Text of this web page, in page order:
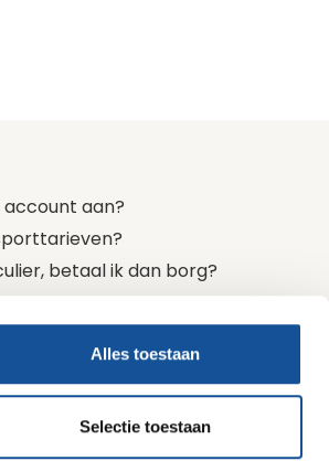
Alles toestaan
Selectie toestaan
account aan?
betaal ik dan borg?
tarief)